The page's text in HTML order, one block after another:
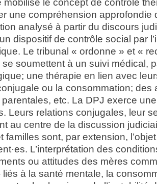
mobilise le concept de contrôle
une compréhension approfondie
analysé à partir du discours
dispositif de contrôle social par
Le tribunal « ordonne » et «
se soumettent à un suivi médical,
une thérapie en lien avec
ou la consommation; des
etc. La DPJ exerce
Leurs relations conjugales, leur
au centre de la discussion
familles sont, par extension,
L’interprétation des
ou attitudes des mères
liés à la santé mentale, la